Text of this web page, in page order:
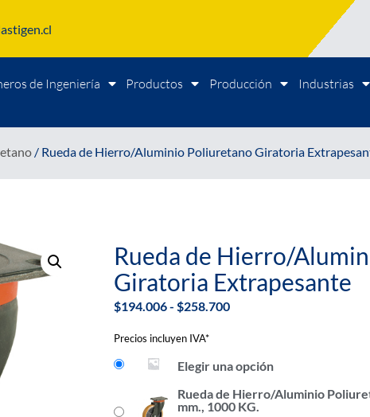
de Ingeniería Productos Producción Industrias
/ Rueda de Hierro/Aluminio Poliuretano Giratoria
Rueda de Hierro/
Giratoria Extrapesante
$194.006- $258.700
Precios incluyen IVA*
Elegir una opción
Rueda de Hierro/Aluminio
mm., 1000 KG.